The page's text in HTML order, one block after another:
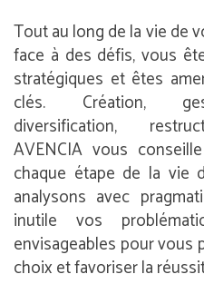
Tout au long de la vie de
face à des défis, vous
stratégiques et êtes
clés. Création,
diversification,
AVENCIA vous
chaque étape de la vie
analysons avec
inutile vos
envisageables pour vous
choix et favoriser la